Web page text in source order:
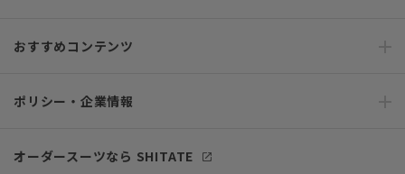
おすすめコンテンツ
ポリシー・企業情報
オーダースーツなら SHITATE